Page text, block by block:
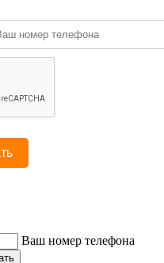
Ваш номер телефона